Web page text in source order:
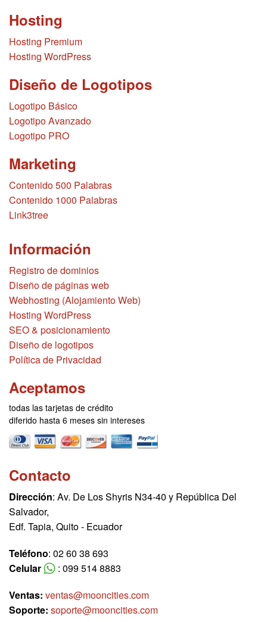
Hosting
Hosting Premium
Hosting WordPress
Diseño de Logotipos
Logotipo Básico
Logotipo Avanzado
Logotipo PRO
Marketing
Contenido 500 Palabras
Contenido 1000 Palabras
Link3tree
Información
Registro de dominios
Diseño de páginas web
Webhosting (Alojamiento Web)
Hosting WordPress
SEO & posicionamiento
Diseño de logotipos
Política de Privacidad
Aceptamos
todas las tarjetas de crédito
diferido hasta 6 meses sin intereses
Contacto
Dirección: Av. De Los Shyris N34-40 y República Del
Salvador,
Edf. Tapia, Quito - Ecuador
Teléfono: 02 60 38 693
Celular
: 099 514 8883
Ventas: ventas@mooncities.com
Soporte: soporte@mooncities.com